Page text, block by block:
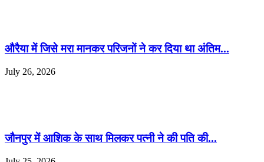
औरैया में जिसे मरा मानकर परिजनों ने कर दिया था अंतिम...
July 26, 2026
जौनपुर में आशिक के साथ मिलकर पत्नी ने की पति की...